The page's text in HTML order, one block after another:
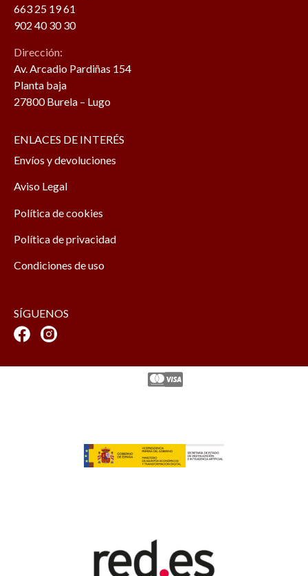
663 25 19 61
902 40 30 30
Dirección:
Av. Arcadio Pardiñas 154
Planta baja
27800 Burela – Lugo
ENLACES DE INTERÉS
Envíos y devoluciones
Aviso Legal
Política de cookies
Política de privacidad
Condiciones de uso
SÍGUENOS